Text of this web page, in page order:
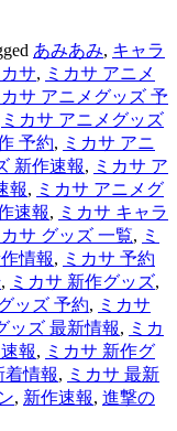
あみあみ, キャラ
カサ, ミカサ アニメ
カサ アニメグッズ 予
ミカサ アニメグッズ
予約, ミカサ アニ
新作速報, ミカサ ア
報, ミカサ アニメグ
速報, ミカサ キャラ
カサ グッズ 一覧, ミ
情報, ミカサ 予約
, ミカサ 新作グッズ,
ッズ 予約, ミカサ
ッズ 最新情報, ミカ
報, ミカサ 新作グ
着情報, ミカサ 最新
, 新作速報, 進撃の